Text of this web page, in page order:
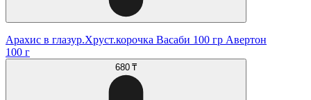
Арахис в глазур.Хруст.корочка Васаби 100 гр Авертон
100 г
680 ₸